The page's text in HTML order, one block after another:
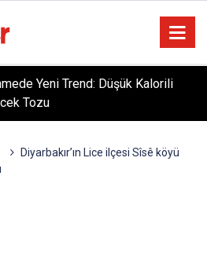
Yeni Trend: Düşük Kalorili
Tozu
Diyarbakır’ın Lice ilçesi Sîsê köyü